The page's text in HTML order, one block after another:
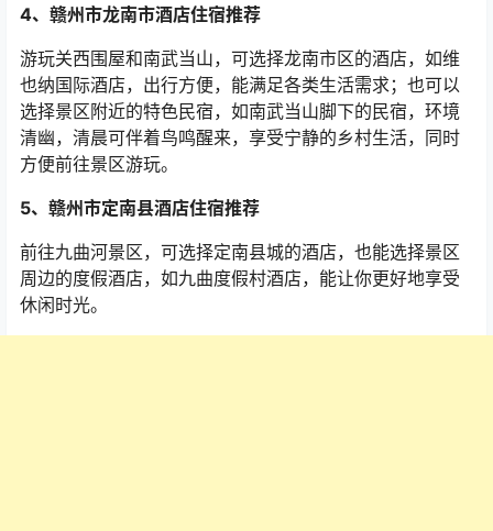
4、赣州市龙南市酒店住宿推荐
游玩关西围屋和南武当山，可选择龙南市区的酒店，如维
也纳国际酒店，出行方便，能满足各类生活需求；也可以
选择景区附近的特色民宿，如南武当山脚下的民宿，环境
清幽，清晨可伴着鸟鸣醒来，享受宁静的乡村生活，同时
方便前往景区游玩。
5、赣州市定南县酒店住宿推荐
前往九曲河景区，可选择定南县城的酒店，也能选择景区
周边的度假酒店，如九曲度假村酒店，能让你更好地享受
休闲时光。